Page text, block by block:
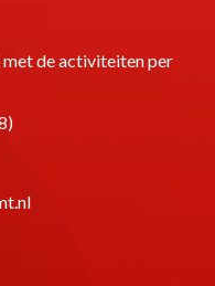
de activiteiten per